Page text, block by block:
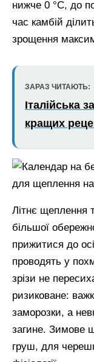
нижче 0 °С, до
час камбій
зрощення
ЗАРАЗ ЧИТАЮТЬ:
Італійська
кращих
Літнє щеплення
більшої
прижитися до
проводять у
зрізи не
ризиковане:
заморозки, а
загине. Зимове
груш, для